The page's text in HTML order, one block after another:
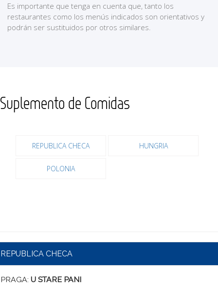
Es importante que tenga en cuenta que, tanto los
restaurantes como los menús indicados son orientativos y
podrán ser sustituidos por otros similares.
Suplemento de Comidas
REPUBLICA CHECA HUNGRIA
POLONIA
REPUBLICA CHECA
PRAGA: U STARE PANI